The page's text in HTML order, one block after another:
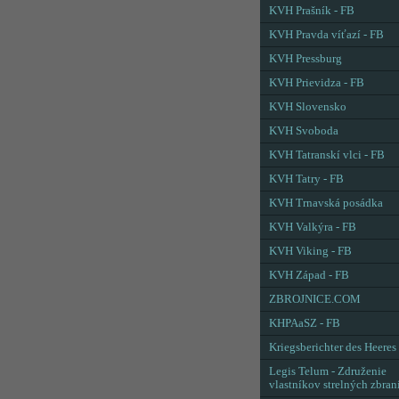
KVH Prašník - FB
KVH Pravda víťazí - FB
KVH Pressburg
KVH Prievidza - FB
KVH Slovensko
KVH Svoboda
KVH Tatranskí vlci - FB
KVH Tatry - FB
KVH Trnavská posádka
KVH Valkýra - FB
KVH Viking - FB
KVH Západ - FB
ZBROJNICE.COM
KHPAaSZ - FB
Kriegsberichter des Heeres
Legis Telum - Združenie
vlastníkov strelných